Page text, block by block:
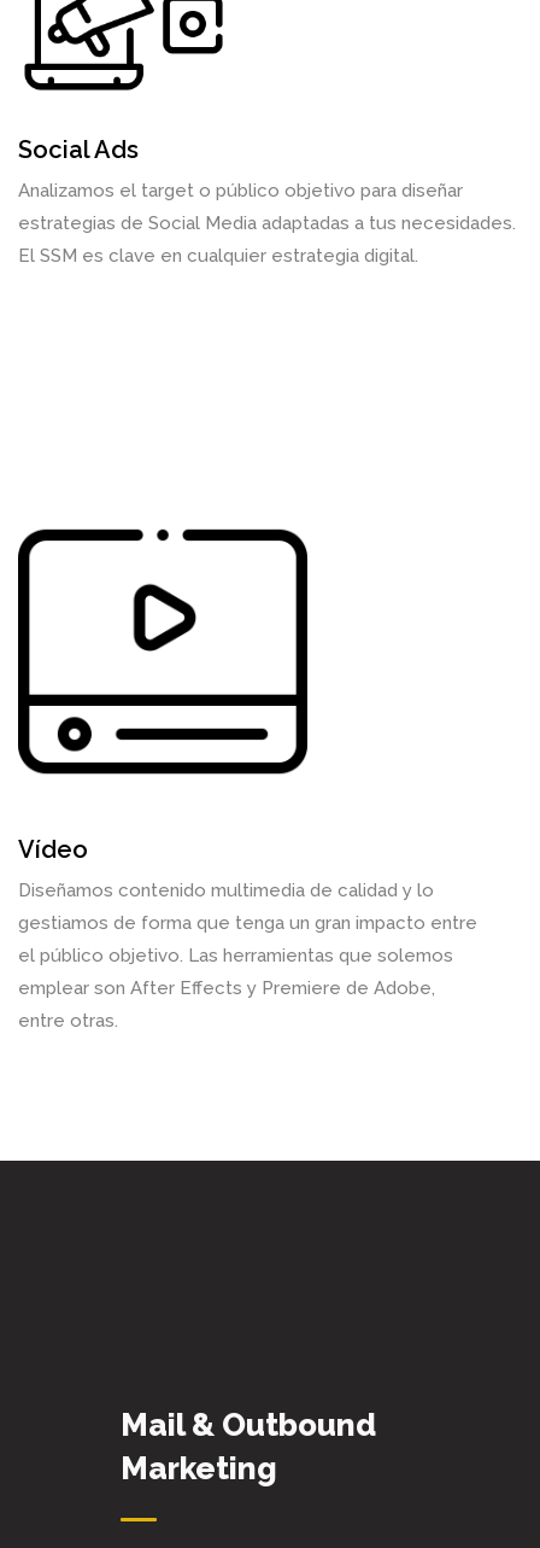
Social Ads
Analizamos el target o público objetivo para diseñar
estrategias de Social Media adaptadas a tus necesidades.
El SSM es clave en cualquier estrategia digital.
Vídeo
Diseñamos contenido multimedia de calidad y lo
gestiamos de forma que tenga un gran impacto entre
el público objetivo. Las herramientas que solemos
emplear son After Effects y Premiere de Adobe,
entre otras.
Mail & Outbound
Marketing